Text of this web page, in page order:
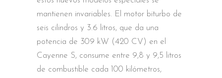
mantienen invariables. El motor biturbo de
seis cilindros y 3.6 litros, que da una
potencia de 309 kW (420 CV) en el
Cayenne S, consume entre 9,8 y 9,5 litros
de combustible cada 100 kilómetros,